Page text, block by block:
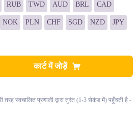
RUB TWD AUD BRL CAD
NOK PLN CHF SGD NZD JPY
कार्ट में जोड़ें
तरह स्वचालित प्रणाली द्वारा तुरंत (1-3 सेकंड में) पहुँचती है -